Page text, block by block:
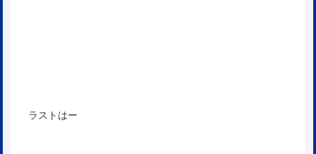
ラストはー